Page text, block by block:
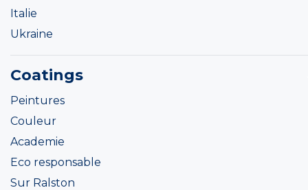
Italie
Ukraine
Coatings
Peintures
Couleur
Academie
Eco responsable
Sur Ralston